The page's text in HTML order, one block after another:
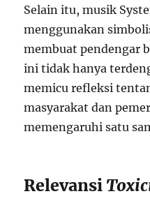
Selain itu, musik
menggunakan
membuat pendengar
ini tidak hanya
memicu refleksi
masyarakat dan
memengaruhi satu
Relevansi